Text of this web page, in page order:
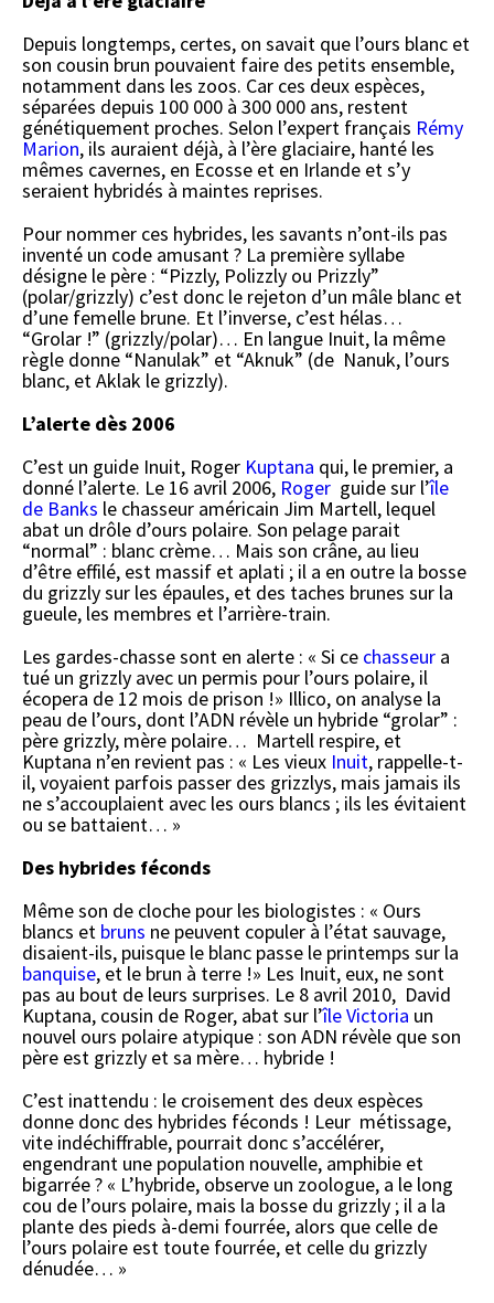
Depuis longtemps, certes, on savait que l’ours blanc et
son cousin brun pouvaient faire des petits ensemble,
notamment dans les zoos. Car ces deux espèces,
séparées depuis 100 000 à 300 000 ans, restent
génétiquement proches. Selon l’expert français Rémy
Marion, ils auraient déjà, à l’ère glaciaire, hanté les
mêmes cavernes, en Ecosse et en Irlande et s’y
seraient hybridés à maintes reprises.
Pour nommer ces hybrides, les savants n’ont-ils pas
inventé un code amusant ? La première syllabe
désigne le père : “Pizzly, Polizzly ou Prizzly”
(polar/grizzly) c’est donc le rejeton d’un mâle blanc et
d’une femelle brune. Et l’inverse, c’est hélas…
“Grolar !” (grizzly/polar)… En langue Inuit, la même
règle donne “Nanulak” et “Aknuk” (de Nanuk, l’ours
blanc, et Aklak le grizzly).
L’alerte dès 2006
C’est un guide Inuit, Roger Kuptana qui, le premier, a
donné l’alerte. Le 16 avril 2006, Roger guide sur l’île
de Banks le chasseur américain Jim Martell, lequel
abat un drôle d’ours polaire. Son pelage parait
“normal” : blanc crème… Mais son crâne, au lieu
d’être effilé, est massif et aplati ; il a en outre la bosse
du grizzly sur les épaules, et des taches brunes sur la
gueule, les membres et l’arrière-train.
Les gardes-chasse sont en alerte : « Si ce chasseur a
tué un grizzly avec un permis pour l’ours polaire, il
écopera de 12 mois de prison !» Illico, on analyse la
peau de l’ours, dont l’ADN révèle un hybride “grolar” :
père grizzly, mère polaire… Martell respire, et
Kuptana n’en revient pas : « Les vieux Inuit, rappelle-t-
il, voyaient parfois passer des grizzlys, mais jamais ils
ne s’accouplaient avec les ours blancs ; ils les évitaient
ou se battaient… »
Des hybrides féconds
Même son de cloche pour les biologistes : « Ours
blancs et bruns ne peuvent copuler à l’état sauvage,
disaient-ils, puisque le blanc passe le printemps sur la
banquise, et le brun à terre !» Les Inuit, eux, ne sont
pas au bout de leurs surprises. Le 8 avril 2010, David
Kuptana, cousin de Roger, abat sur l’île Victoria un
nouvel ours polaire atypique : son ADN révèle que son
père est grizzly et sa mère… hybride !
C’est inattendu : le croisement des deux espèces
donne donc des hybrides féconds ! Leur métissage,
vite indéchiffrable, pourrait donc s’accélérer,
engendrant une population nouvelle, amphibie et
bigarrée ? « L’hybride, observe un zoologue, a le long
cou de l’ours polaire, mais la bosse du grizzly ; il a la
plante des pieds à-demi fourrée, alors que celle de
l’ours polaire est toute fourrée, et celle du grizzly
dénudée… »